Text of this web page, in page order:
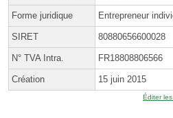
Forme juridique Entrepreneur
SIRET 80880656600028
N° TVA Intra. FR18808806566
Création 15 juin 2015
Éditer